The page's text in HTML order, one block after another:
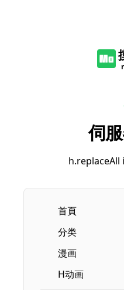
伺
首頁
分类
漫画
H动画